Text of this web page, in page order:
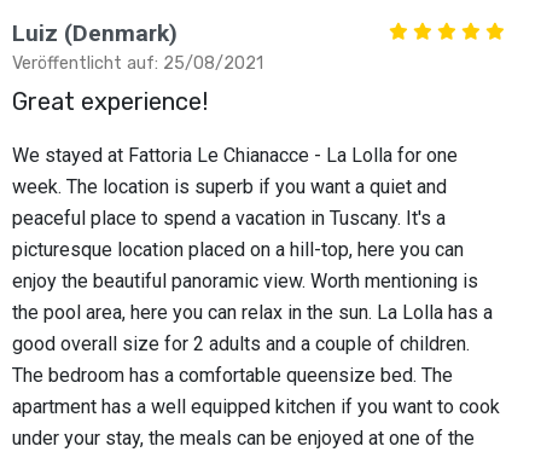
Luiz (Denmark)
Veröffentlicht auf: 25/08/2021
Great experience!
We stayed at Fattoria Le Chianacce - La Lolla for one
week. The location is superb if you want a quiet and
peaceful place to spend a vacation in Tuscany. It's a
picturesque location placed on a hill-top, here you can
enjoy the beautiful panoramic view. Worth mentioning is
the pool area, here you can relax in the sun. La Lolla has a
good overall size for 2 adults and a couple of children.
The bedroom has a comfortable queensize bed. The
apartment has a well equipped kitchen if you want to cook
under your stay, the meals can be enjoyed at one of the